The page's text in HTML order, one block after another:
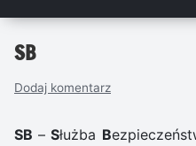
SB
Dodaj komentarz
SB –Służba B